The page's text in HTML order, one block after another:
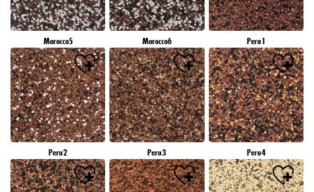
Morocco5 Morocco6 Peru1
Peru2 Peru3 Peru4